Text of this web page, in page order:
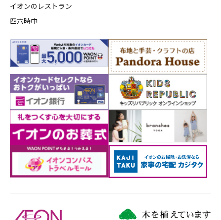
イオンのレストラン
四六時中